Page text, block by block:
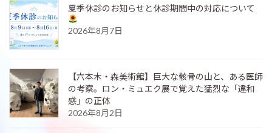
夏季休診のお知らせと休診期間中の対応について
2026年8月7日
【六本木・森美術館】巨大な骸骨の山と、ある医師
の考察。ロン・ミュエク展で覚えた猛烈な「違和
感」の正体
2026年8月2日